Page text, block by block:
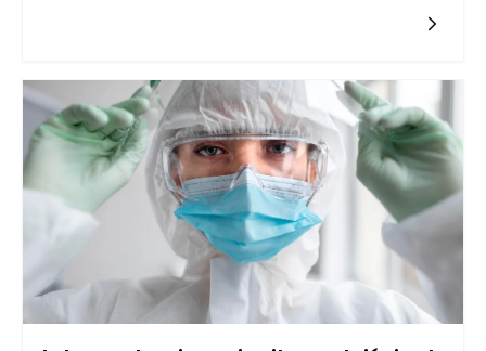
argumentem, ponieważ drogi mebel nie zawsze oznacza
produkt rzeczywiście premium. Warto najpierw ocenić, czy
dany model wygląda spójnie z każdej strony, czy detale są
wykonane starannie, czy zastosowane materiały mają
szlachetną fakturę i czy projekt nie opiera się wyłącznie na
chwilowej modzie. Luksusowe meble włoskie zwykle wyróżniają
się spokojną elegancją, nawet wtedy, gdy mają mocniejszą
formę lub bardziej dekoracyjny charakter. Nie sprawiają
wrażenia przypadkowego przepychu, lecz dobrze
przemyślanego projektu, w którym każdy element ma swoje
uzasadnienie. Istotne jest także to, jak mebel zachowuje się w
kontakcie z użytkownikiem: czy sofa jest wygodna, czy krzesło
zapewnia stabilne podparcie, czy stół ma odpowiednią